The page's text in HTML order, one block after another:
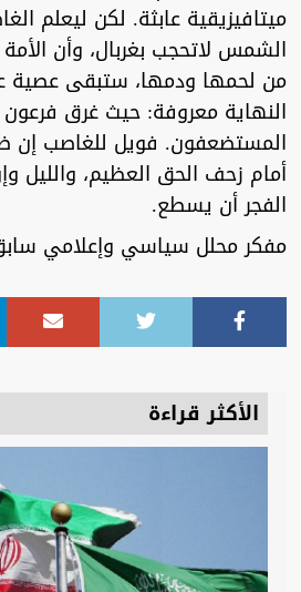
ميتافيزيقية عابثة. لكن ليعلم
الشمس لاتحجب بغربال، وأن
من لحمها ودمها، ستبقى عصية
النهاية معروفة: حيث غرق فرعون
المستضعفون. فويل للغاصب إن
أمام زحف الحق العظيم، والليل
الفجر أن يسطع.
مفكر محلل سياسي وإعلامي
الأكثر قراءة